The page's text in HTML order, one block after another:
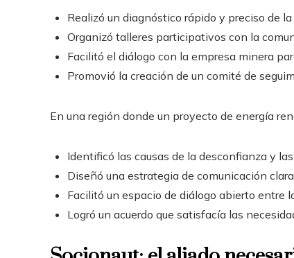
Realizó un diagnóstico rápido y preciso de
Organizó talleres participativos con la
Facilitó el diálogo con la empresa minera
Promovió la creación de un comité de
En una región donde un proyecto de energía
Identificó las causas de la desconfianza y
Diseñó una estrategia de comunicación
Facilitó un espacio de diálogo abierto entre
Logró un acuerdo que satisfacía las